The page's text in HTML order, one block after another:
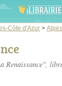
Côte d'Azur >
Renaissance",